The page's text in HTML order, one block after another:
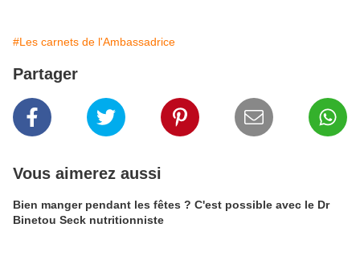
#Les carnets de l'Ambassadrice
Partager
Vous aimerez aussi
Bien manger pendant les fêtes ? C'est possible avec le Dr
Binetou Seck nutritionniste